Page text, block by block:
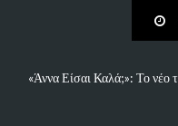
«Άννα Είσαι Καλά;»: Το νέο